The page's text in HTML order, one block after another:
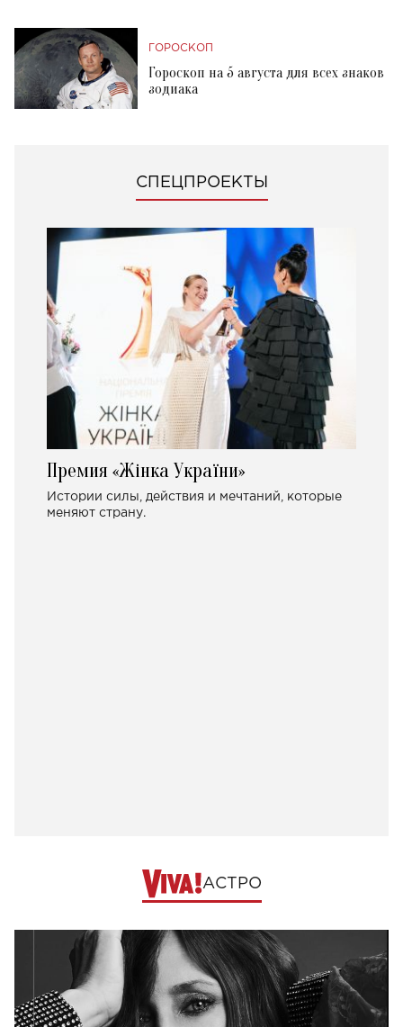
ГОРОСКОП
Гороскоп на 5 августа для всех знаков
зодиака
СПЕЦПРОЕКТЫ
Премия «Жінка України»
Истории силы, действия и мечтаний, которые
меняют страну.
АСТРО